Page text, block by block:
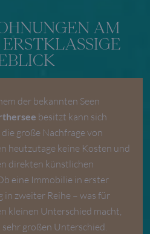
AM
der bekannten Seen
besitzt kann sich
große Nachfrage von
heutzutage keine Kosten und
direkten künstlichen
eine Immobilie in erster
in zweiter Reihe – was für
kleinen Unterschied macht,
großen Unterschied.